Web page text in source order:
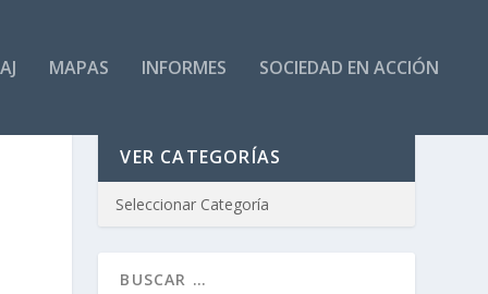
MAPAS INFORMES SOCIEDAD EN ACCIÓN
VER CATEGORÍAS